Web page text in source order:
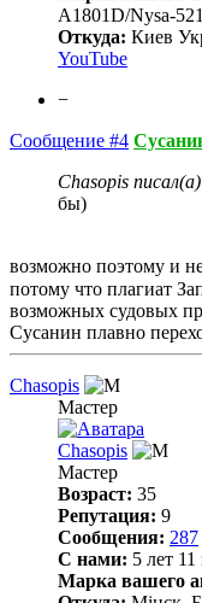
A1801D/Nysa-
Откуда: Киев
YouTube
−
Сообщение #4
Chasopis
бы)
возможно поэтому и
потому что плагиат
возможных судовых
Сусанин плавно
Chasopis
Мастер
Chasopis
Мастер
Возраст: 35
Репутация: 9
Сообщения: 287
С нами: 5 лет 11
Марка вашего